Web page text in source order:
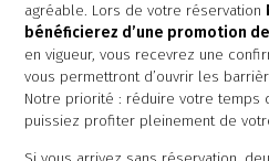
agréable. Lors de votre réservation
bénéficierez d’une promotion
en vigueur, vous recevrez une
vous permettront d’ouvrir les
Notre priorité : réduire votre temps
puissiez profiter pleinement de